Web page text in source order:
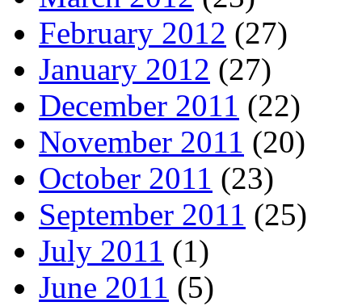
February 2012 (27)
January 2012 (27)
December 2011 (22)
November 2011 (20)
October 2011 (23)
September 2011 (25)
July 2011 (1)
June 2011 (5)